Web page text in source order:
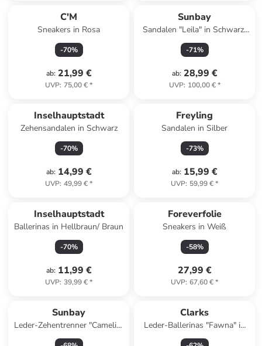
C'M
Sneakers in Rosa
-70%
ab: 21,99 €
UVP: 75,00 €*
Sunbay
Sandalen "Leila" in Schwarz/
Gold
-71%
ab: 28,99 €
UVP: 100,00 €*
Inselhauptstadt
Zehensandalen in Schwarz
-70%
ab: 14,99 €
UVP: 49,99 €*
Freyling
Sandalen in Silber
-73%
ab: 15,99 €
UVP: 59,99 €*
Inselhauptstadt
Ballerinas in Hellbraun/ Braun
-70%
ab: 11,99 €
UVP: 39,99 €*
Foreverfolie
Sneakers in Weiß
-58%
27,99 €
UVP: 67,60 €*
Sunbay
Leder-Zehentrenner "Camelia"
in Rosa
Clarks
Leder-Ballerinas "Fawna" in
Silber